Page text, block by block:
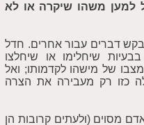
למען משהו שיקרה או לא
דברים עבור אחרים. חדל
שיחלימו או שיחלצו
של מישהו לקדמותו; ואל
כזו רק מעבירה את הצרה
מסוים (ולעתים קרובות הן